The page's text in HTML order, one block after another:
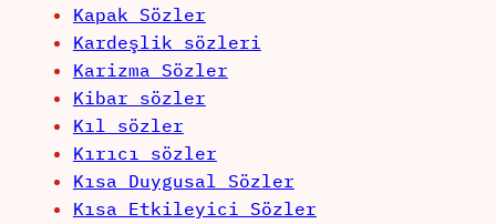
Kapak Sözler
Kardeşlik sözleri
Karizma Sözler
Kibar sözler
Kıl sözler
Kırıcı sözler
Kısa Duygusal Sözler
Kısa Etkileyici Sözler